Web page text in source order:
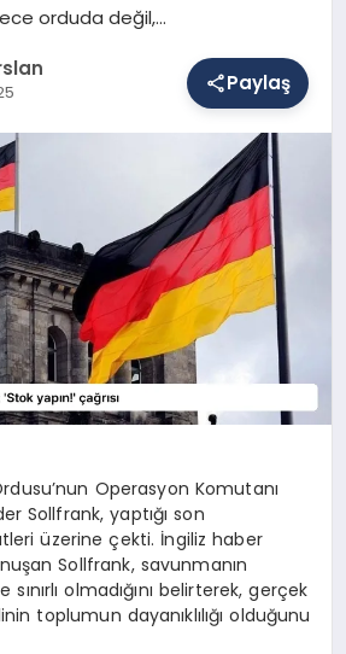
orduda değil,…
Paylaş
Operasyon Komutanı
Sollfrank, yaptığı son
üzerine çekti. İngiliz haber
Sollfrank, savunmanın
olmadığını belirterek, gerçek
toplumun dayanıklılığı olduğunu